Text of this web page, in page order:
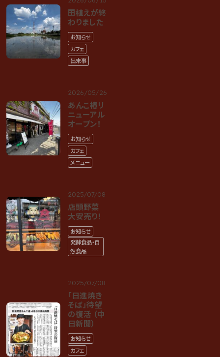
田植えが終
わりました
お知らせ
カフェ
出来事
2026/05/26
あんこ椿リ
ニューアル
オープン！
お知らせ
カフェ
メニュー
2025/07/08
店頭野菜
大安売り！
お知らせ
発酵食品・自
然食品
2025/07/08
「日進焼き
そば」待望
の復活 （中
日新聞）
お知らせ
カフェ